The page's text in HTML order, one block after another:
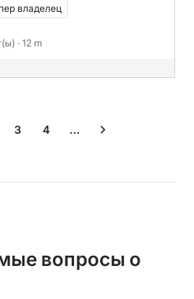
владелец
· 12 m
3 4 …
вопросы о